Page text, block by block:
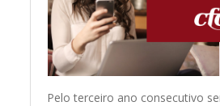
Pelo terceiro ano consecutivo